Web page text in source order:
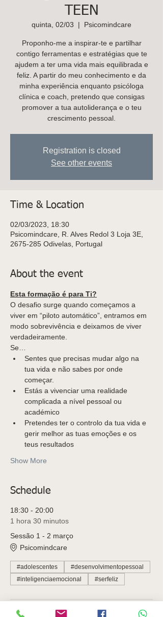
o!
Marcar
TEEN
quinta, 02/03
  |
Psicomindcare
Proponho-me a inspirar-te e partilhar
contigo ferramentas e estratégias que te
ajudem a ter uma vida mais equilibrada e
feliz. A partir do meu conhecimento e da
minha experiência enquanto psicóloga
clínica e coach, pretendo que consigas
promover a tua autoliderança e o teu
crescimento pessoal.
Registration is closed
See other events
Time & Location
02/03/2023, 18:30
Psicomindcare, R. Alves Redol 3 Loja 3E,
2675-285 Odivelas, Portugal
About the event
Esta formação é para Ti?
O desafio surge quando começamos a
viver em “piloto automático”, entramos em
modo sobrevivência e deixamos de viver
verdadeiramente.
Se…
Sentes que precisas mudar algo na
tua vida e não sabes por onde
começar.
Estás a vivenciar uma realidade
complicada a nível pessoal ou
académico
Pretendes ter o controlo da tua vida e
gerir melhor as tuas emoções e os
teus resultados
Show More
Schedule
18:30 - 20:00
1 hora 30 minutos
Sessão 1 - 2 março
Psicomindcare
#adolescentes
#desenvolvimentopessoal
#inteligenciaemocional
#serfeliz
18:30 - 20:00